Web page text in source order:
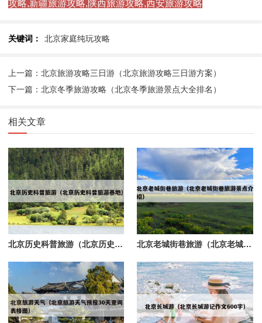
攻略,新疆旅游攻略,陕西旅游攻略,西安旅游攻略
关键词： 北京家庭纯玩攻略
上一篇：北京旅游攻略三日游（北京旅游攻略三日游方案）
下一篇：北京冬季旅游攻略（北京冬季旅游景点大全排名）
相关文章
北京历史科普旅游（北京历史科普旅游基地） 北京老城街巷旅游（北京老城街巷旅游景点介绍）